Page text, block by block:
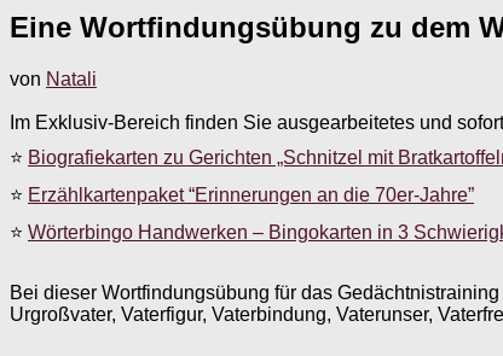
Eine Wortfindungsübung zu dem
von Natali
Im Exklusiv-Bereich finden Sie ausgearbeitetes und
⭐ Biografiekarten zu Gerichten „Schnitzel mit
⭐ Erzählkartenpaket “Erinnerungen an die 70er-Jahre”
⭐ Wörterbingo Handwerken – Bingokarten in 3
Bei dieser Wortfindungsübung für das
Urgroßvater, Vaterfigur, Vaterbindung, Vaterunser,